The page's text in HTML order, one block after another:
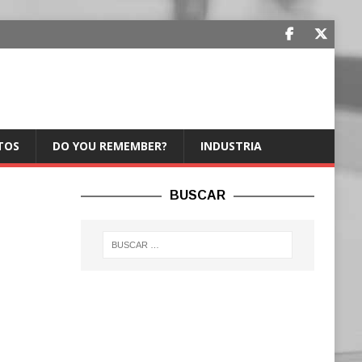
DO YOU REMEMBER? INDUSTRIA
BUSCAR